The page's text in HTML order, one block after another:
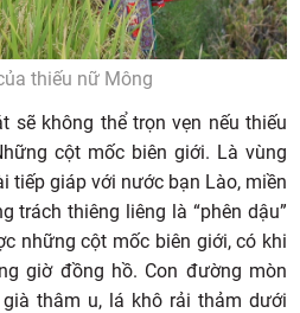
thiếu nữ Mông
sẽ không thể trọn vẹn nếu thiếu
cột mốc biên giới. Là vùng
tiếp giáp với nước bạn Lào, miền
trách thiêng liêng là “phên dậu”
những cột mốc biên giới, có khi
giờ đồng hồ. Con đường mòn
thâm u, lá khô rải thảm dưới